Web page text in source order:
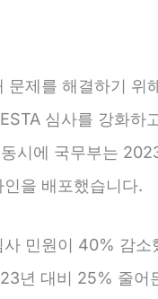
문제를 해결하기 위
심사를 강화하
시에 국무부는
을 배포했습니다.
민원이 40% 감소
년 대비 25% 줄어